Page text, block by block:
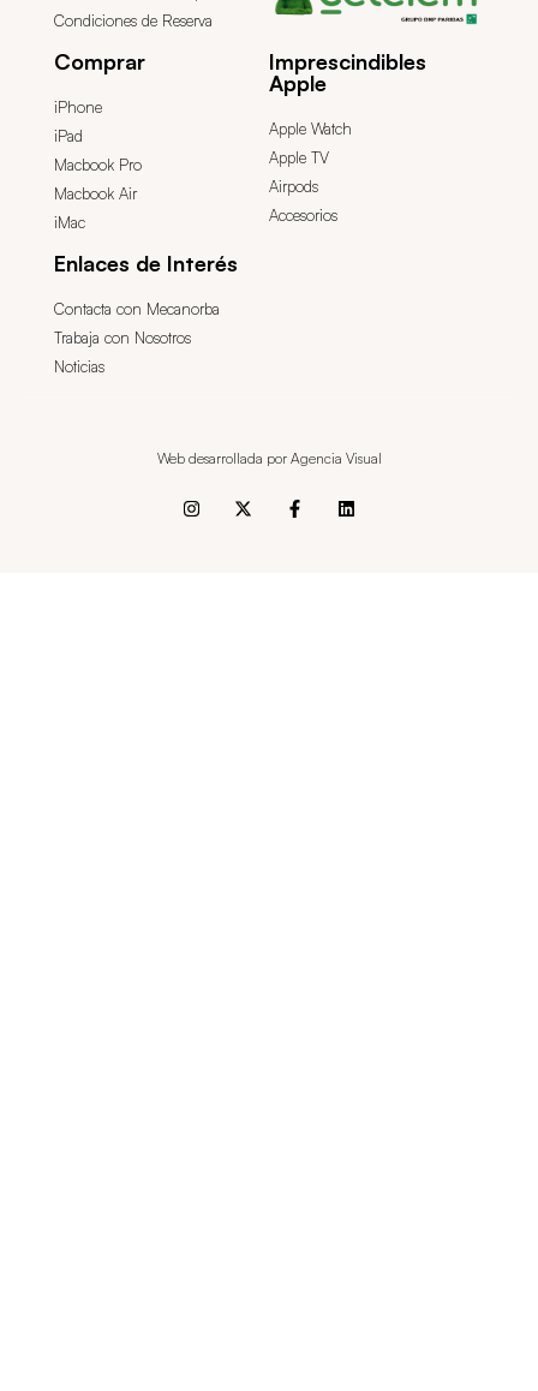
Condiciones de Reserva
Comprar
iPhone
iPad
Macbook Pro
Macbook Air
iMac
Imprescindibles
Apple
Apple Watch
Apple TV
Airpods
Accesorios
Enlaces de Interés
Contacta con Mecanorba
Trabaja con Nosotros
Noticias
Web desarrollada por Agencia Visual